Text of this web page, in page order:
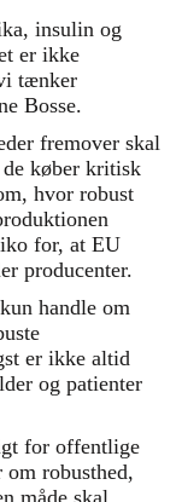
insulin og
er ikke
tænker
Bosse.
fremover skal
de køber kritisk
hvor robust
for, at EU
producenter.
handle om
er ikke altid
og patienter
for offentlige
robusthed,